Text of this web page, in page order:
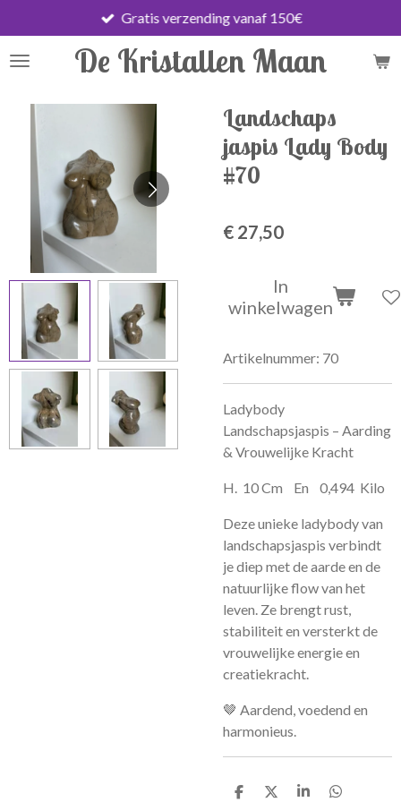
direct
naar
hoofdinhoud
De Kristallen Maan
Gratis verzending vanaf 150€
Landschaps
jaspis Lady Body
#70
€ 27,50
In
winkelwagen
Artikelnummer: 70
Ladybody
Landschapsjaspis – Aarding
& Vrouwelijke Kracht
H. 10 Cm En 0,494 Kilo
Deze unieke ladybody van
landschapsjaspis verbindt
je diep met de aarde en de
natuurlijke flow van het
leven. Ze brengt rust,
stabiliteit en versterkt de
vrouwelijke energie en
creatiekracht.
🤎 Aardend, voedend en
harmonieus.
D D S D